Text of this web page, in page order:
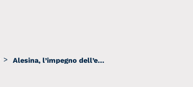
> Alesina, l’impegno dell’economista per la parità di genere